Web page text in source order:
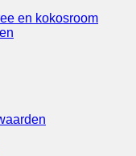
en kokosroom